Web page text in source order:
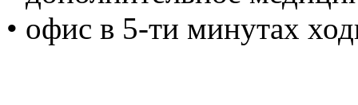
• офис в 5-ти минутах